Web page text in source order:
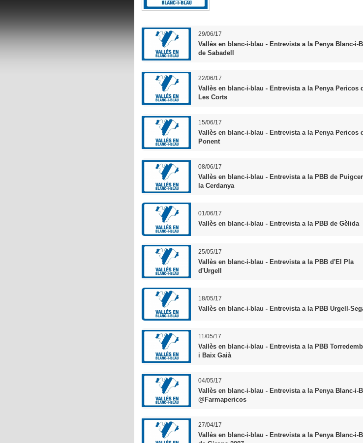
29/06/17
Vallès en blanc-i-blau - Entrevista a la Penya Blanc-i-
de Sabadell
22/06/17
Vallès en blanc-i-blau - Entrevista a la Penya Pericos
Les Corts
15/06/17
Vallès en blanc-i-blau - Entrevista a la Penya Pericos
Ponent
08/06/17
Vallès en blanc-i-blau - Entrevista a la PBB de
la Cerdanya
01/06/17
Vallès en blanc-i-blau - Entrevista a la PBB de Gèlida
25/05/17
Vallès en blanc-i-blau - Entrevista a la PBB d'El Pla
d'Urgell
18/05/17
Vallès en blanc-i-blau - Entrevista a la PBB Urgell-
11/05/17
Vallès en blanc-i-blau - Entrevista a la PBB
i Baix Gaià
04/05/17
Vallès en blanc-i-blau - Entrevista a la Penya Blanc-i-
@Farmapericos
27/04/17
Vallès en blanc-i-blau - Entrevista a la Penya Blanc-i-